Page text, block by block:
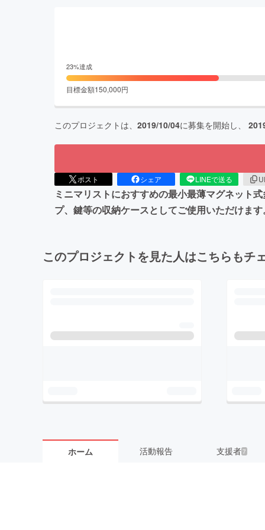
23%達成
目標金額150,000円
このプロジェクトは、 2019/10/04に募集を開始し、
ポスト シェア LINEで送る
ミニマリストにおすすめの最小最薄マグネット
プ、鍵等の収納ケースとしてご使用いただけま
このプロジェクトを見た人はこちらもチ
ホーム 活動報告 支援者7